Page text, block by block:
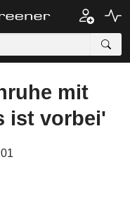
mit
ist vorbei'